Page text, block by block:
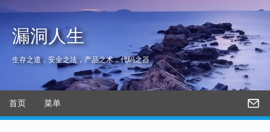
漏洞人生
生存之道，安全之法，产品之术，代码之器
首页 菜单